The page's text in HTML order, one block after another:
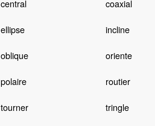
central coaxial
ellipse incline
oblique oriente
polaire routier
tourner tringle